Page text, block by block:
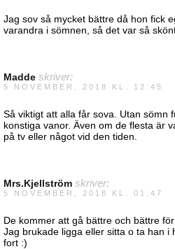
Jag sov så mycket bättre då hon fick
varandra i sömnen, så det var så
Madde skriver:
5 NOVEMBER, 2018 KL. 12:45
Så viktigt att alla får sova. Utan sömn
konstiga vanor. Även om de flesta är
på tv eller något vid den tiden.
Mrs.Kjellström skriver:
5 NOVEMBER, 2018 KL. 01:47
De kommer att gå bättre och bättre för
Jag brukade ligga eller sitta o ta han i
fort :)